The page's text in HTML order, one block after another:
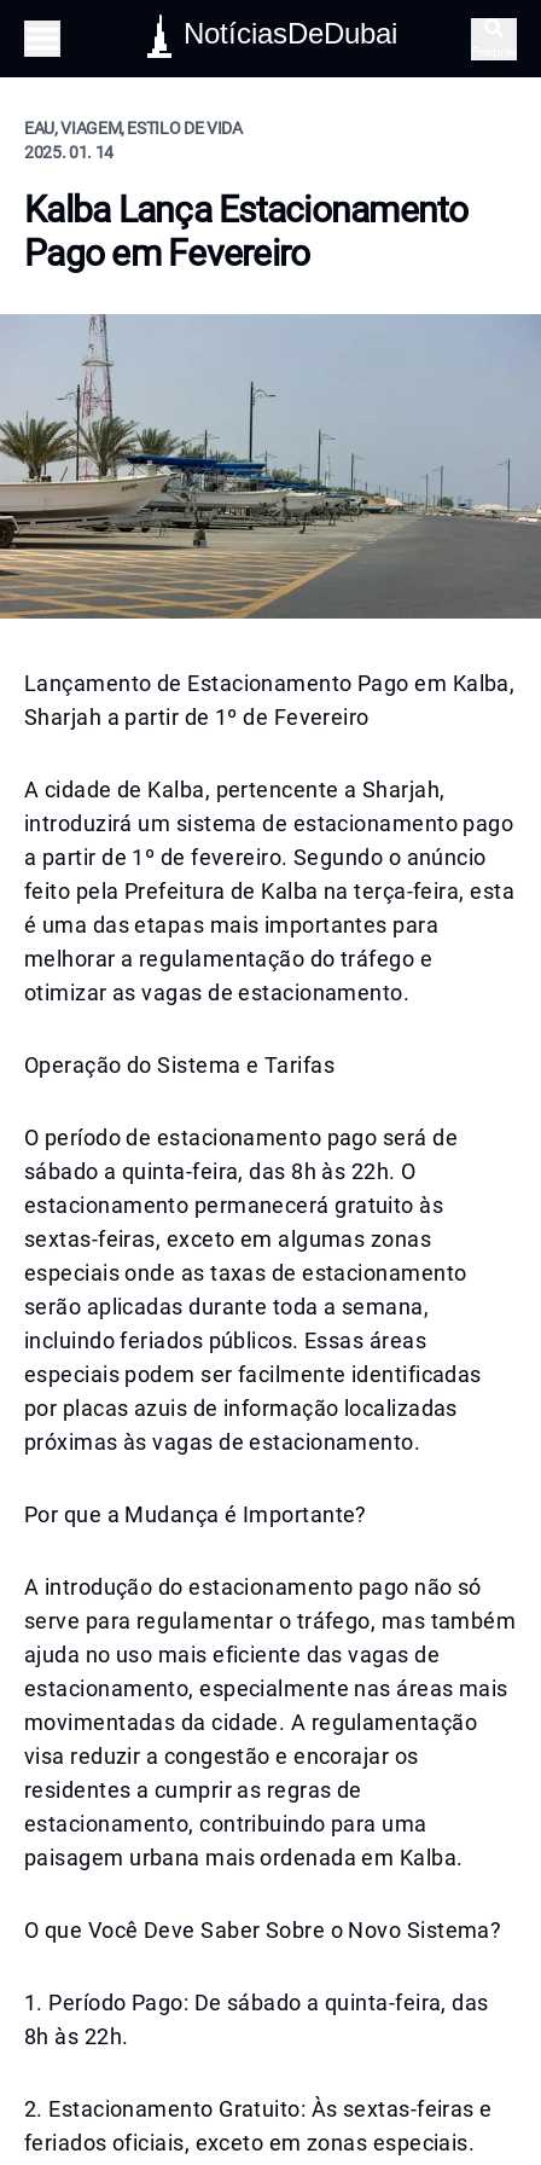
NotíciasDeDubai
EAU, VIAGEM, ESTILO DE VIDA
2025. 01. 14
Kalba Lança Estacionamento
Pago em Fevereiro
Lançamento de Estacionamento Pago em Kalba,
Sharjah a partir de 1º de Fevereiro
A cidade de Kalba, pertencente a Sharjah,
introduzirá um sistema de estacionamento pago
a partir de 1º de fevereiro. Segundo o anúncio
feito pela Prefeitura de Kalba na terça-feira, esta
é uma das etapas mais importantes para
melhorar a regulamentação do tráfego e
otimizar as vagas de estacionamento.
Operação do Sistema e Tarifas
O período de estacionamento pago será de
sábado a quinta-feira, das 8h às 22h. O
estacionamento permanecerá gratuito às
sextas-feiras, exceto em algumas zonas
especiais onde as taxas de estacionamento
serão aplicadas durante toda a semana,
incluindo feriados públicos. Essas áreas
especiais podem ser facilmente identificadas
por placas azuis de informação localizadas
próximas às vagas de estacionamento.
Por que a Mudança é Importante?
A introdução do estacionamento pago não só
serve para regulamentar o tráfego, mas também
ajuda no uso mais eficiente das vagas de
estacionamento, especialmente nas áreas mais
movimentadas da cidade. A regulamentação
visa reduzir a congestão e encorajar os
residentes a cumprir as regras de
estacionamento, contribuindo para uma
paisagem urbana mais ordenada em Kalba.
O que Você Deve Saber Sobre o Novo Sistema?
1. Período Pago: De sábado a quinta-feira, das
8h às 22h.
2. Estacionamento Gratuito: Às sextas-feiras e
feriados oficiais, exceto em zonas especiais.